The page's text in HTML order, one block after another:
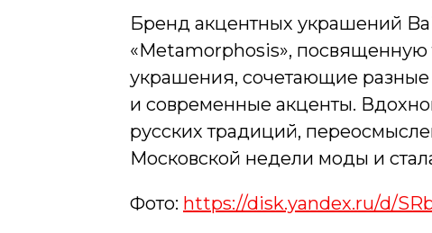
Бренд акцентных украшений
«Metamorphosis»,
украшения, сочетающие
и современные акценты.
русских традиций,
Московской недели моды и
Фото: https://disk.yandex.ru/d/